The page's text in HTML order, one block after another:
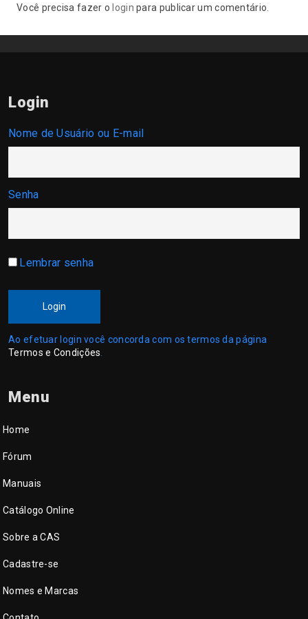
Você precisa fazer o login para publicar um comentário.
Login
Nome de Usuário ou E-mail
Senha
Lembrar senha
Login
Ao efetuar login você concorda com os termos da página
Termos e Condições
Menu
Home
Fórum
Manuais
Catálogo Online
Sobre a CAS
Cadastre-se
Nomes e Marcas